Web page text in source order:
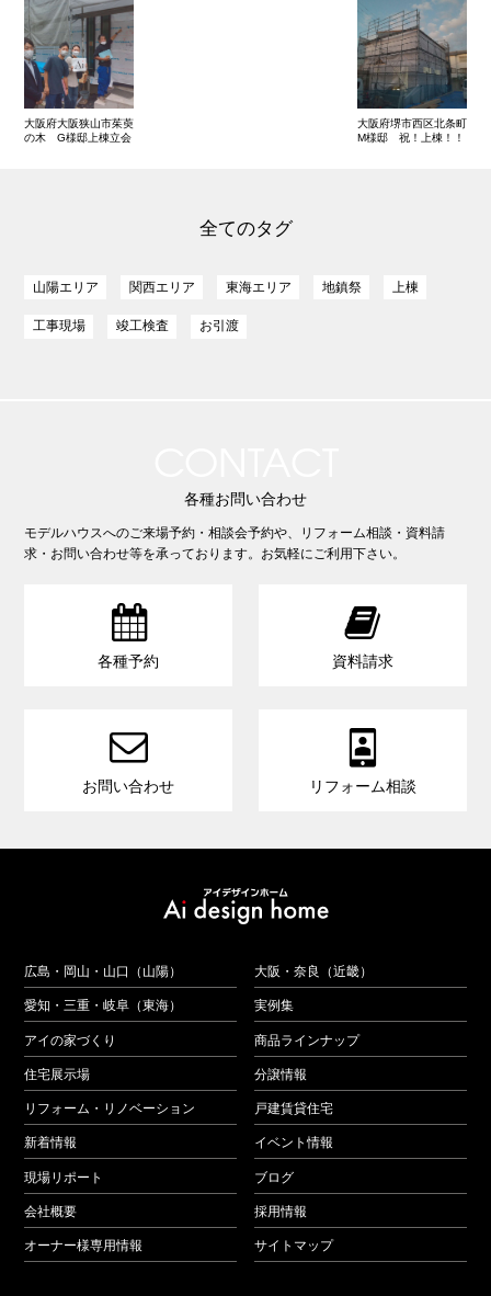
大阪府大阪狭山市茱萸
の木 G様邸上棟立会
大阪府堺市西区北条町
M様邸 祝！上棟！！
全てのタグ
山陽エリア 関西エリア 東海エリア 地鎮祭 上棟
工事現場 竣工検査 お引渡
各種お問い合わせ
モデルハウスへのご来場予約・相談会予約や、リフォーム相談・資料請
求・お問い合わせ等を承っております。お気軽にご利用下さい。

各種予約

資料請求

お問い合わせ

リフォーム相談
広島・岡山・山口（山陽） 大阪・奈良（近畿）
愛知・三重・岐阜（東海） 実例集
アイの家づくり 商品ラインナップ
住宅展示場 分譲情報
リフォーム・リノベーション 戸建賃貸住宅
新着情報 イベント情報
現場リポート ブログ
会社概要 採用情報
オーナー様専用情報 サイトマップ